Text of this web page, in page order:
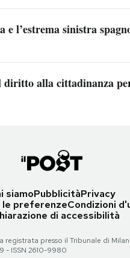
e l’estrema sinistra
alla cittadinanza
siamoPubblicitàPrivacy
preferenzeCondizioni
di accessibilità
registrata presso il Tribunale di
- ISSN 2610-9980